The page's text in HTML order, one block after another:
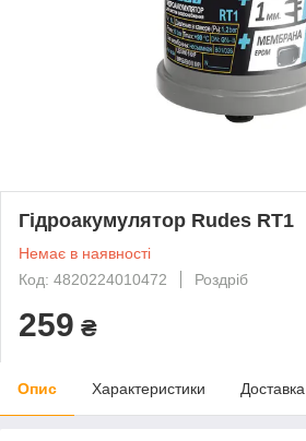
Гідроакумулятор Rudes RT1
Немає в наявності
Код: 4820224010472
Роздріб
259 ₴
Опис Характеристики Доставка